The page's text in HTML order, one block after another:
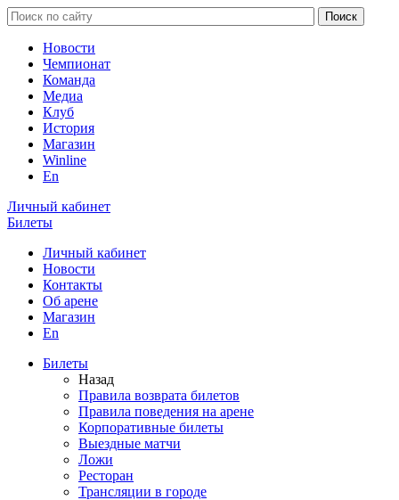
Новости
Чемпионат
Команда
Медиа
Клуб
История
Магазин
Winline
En
Личный кабинет
Билеты
Личный кабинет
Новости
Контакты
Об арене
Магазин
En
Билеты
Назад
Правила возврата билетов
Правила поведения на арене
Корпоративные билеты
Выездные матчи
Ложи
Ресторан
Трансляции в городе